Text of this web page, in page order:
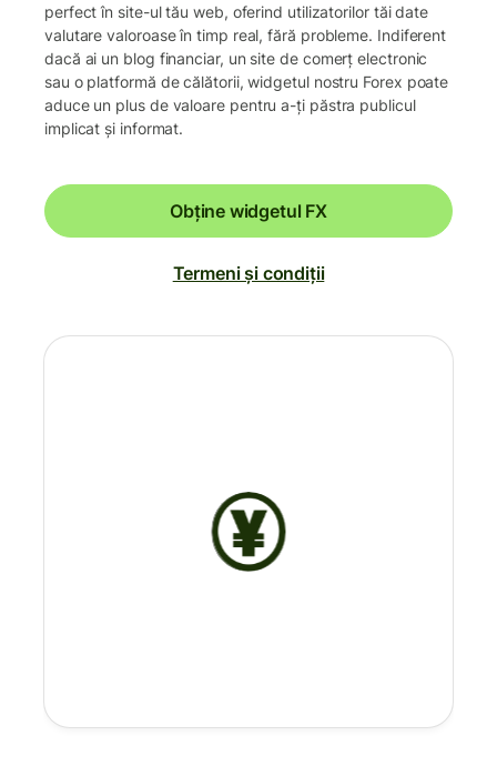
perfect în site-ul tău web, oferind utilizatorilor tăi date
valutare valoroase în timp real, fără probleme. Indiferent
dacă ai un blog financiar, un site de comerț electronic
sau o platformă de călătorii, widgetul nostru Forex poate
aduce un plus de valoare pentru a-ți păstra publicul
implicat și informat.
Obține widgetul FX
Termeni și condiții